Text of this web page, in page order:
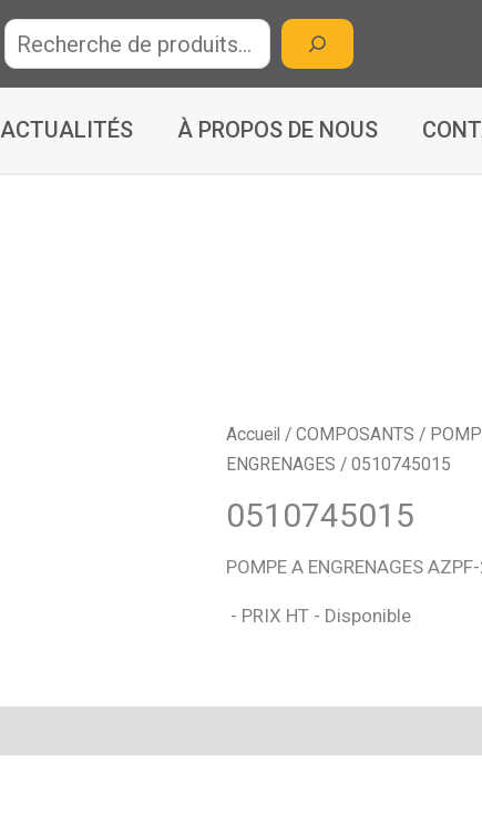
R
c
e
ACTUALITÉS À PROPOS DE NOUS
Accueil /COMPOSANTS /
ENGRENAGES / 0510745015
0510745015
POMPE A ENGRENAGES
- PRIX HT - Disponible